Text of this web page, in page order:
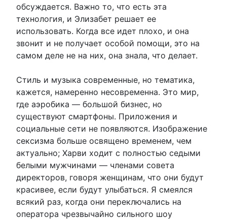
обсуждается. Важно то, что есть эта
технология, и Элизабет решает ее
использовать. Когда все идет плохо, и она
звонит и не получает особой помощи, это на
самом деле не на них, она знала, что делает.
Стиль и музыка современные, но тематика,
кажется, намеренно несовременна. Это мир,
где аэробика — большой бизнес, но
существуют смартфоны. Приложения и
социальные сети не появляются. Изображение
сексизма больше освящено временем, чем
актуально; Харви ходит с полностью седыми
белыми мужчинами — членами совета
директоров, говоря женщинам, что они будут
красивее, если будут улыбаться. Я смеялся
всякий раз, когда они переключались на
оператора чрезвычайно сильного шоу